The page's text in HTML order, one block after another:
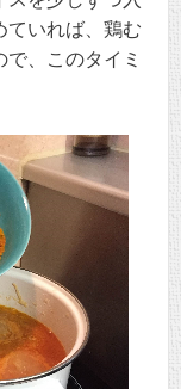
ていれば、鶏む
、このタイミ